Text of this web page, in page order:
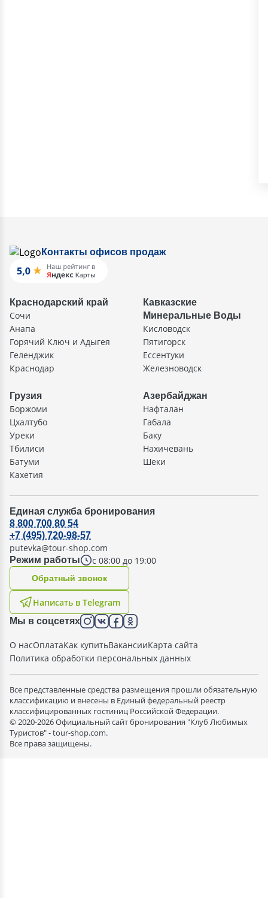
Контакты офисов продаж
Краснодарский край
Сочи
Анапа
Горячий Ключ и Адыгея
Геленджик
Краснодар
Кавказские
Минеральные Воды
Кисловодск
Пятигорск
Ессентуки
Железноводск
Грузия
Боржоми
Цхалтубо
Уреки
Тбилиси
Батуми
Кахетия
Азербайджан
Нафталан
Габала
Баку
Нахичевань
Шеки
Единая служба бронирования
Режим работы с 08:00 до 19:00
8 800 700 80 54
+7 (495) 720-98-57
putevka@tour-shop.com
Написать в Telegram
Oбратный звонок
Мы в соцсетях
О насОплатаКак купитьВакансииКарта сайта
Политика обработки персональных данных
Все представленные средства размещения прошли обязательную
классификацию и внесены в Единый федеральный реестр
классифицированных гостиниц Российской Федерации.
© 2020-2026 Официальный сайт бронирования "Клуб Любимых
Туристов" - tour-shop.com.
Все права защищены.